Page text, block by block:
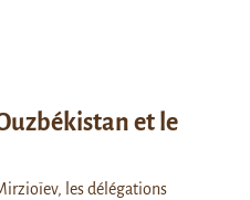
et le
les délégations